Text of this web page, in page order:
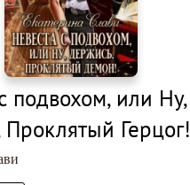
подвохом, или Ну,
Герцог!